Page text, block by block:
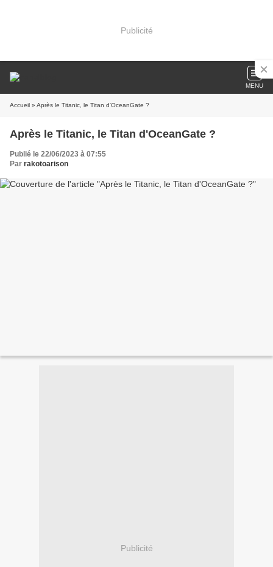
Publicité
MENU
Accueil » Après le Titanic, le Titan d'OceanGate ?
Après le Titanic, le Titan d'OceanGate ?
Publié le 22/06/2023 à 07:55
Par rakotoarison
Publicité